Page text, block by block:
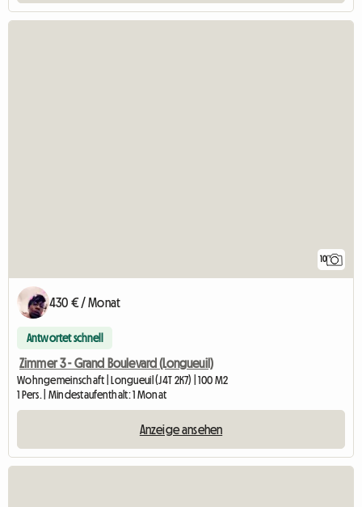
10
430 € / Monat
Antwortet schnell
Zimmer 3 - Grand Boulevard (Longueuil)
Wohngemeinschaft | Longueuil (J4T 2K7) | 100 M2
1 Pers. | Mindestaufenthalt: 1 Monat
Anzeige ansehen